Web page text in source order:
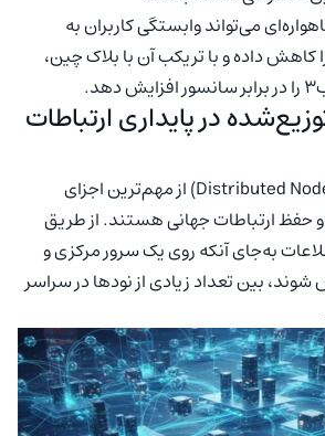
می‌تواند وابستگی کاربران به
داده و با تریکب آن با بلاک چین،
در پایداری ارتباطات
نودهای توزیع‌شده (Distributed Nodes) از مهم‌ترین اجزای
حفظ ارتباطات جهانی هستند. از طریق
به‌جای آنکه روی یک سرور مرکزی و
شوند، بین تعداد زیادی از نودها در سراسر